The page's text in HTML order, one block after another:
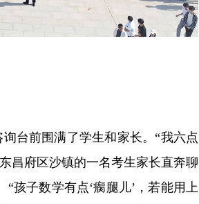
台前围满了学生和家长。“我六点
昌府区沙镇的一名考生家长直奔聊
孩子数学有点‘瘸腿儿’，若能用上